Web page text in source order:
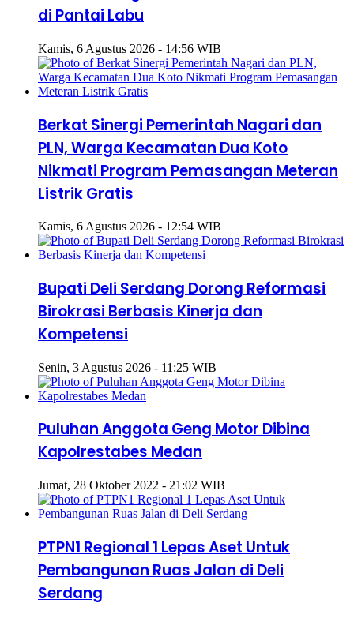
di Pantai Labu
Kamis, 6 Agustus 2026 - 14:56 WIB
Berkat Sinergi Pemerintah Nagari dan
PLN, Warga Kecamatan Dua Koto
Nikmati Program Pemasangan Meteran
Listrik Gratis
Kamis, 6 Agustus 2026 - 12:54 WIB
Bupati Deli Serdang Dorong Reformasi
Birokrasi Berbasis Kinerja dan
Kompetensi
Senin, 3 Agustus 2026 - 11:25 WIB
Puluhan Anggota Geng Motor Dibina
Kapolrestabes Medan
Jumat, 28 Oktober 2022 - 21:02 WIB
PTPN1 Regional 1 Lepas Aset Untuk
Pembangunan Ruas Jalan di Deli
Serdang